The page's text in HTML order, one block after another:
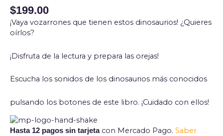
$199.00
¡Vaya vozarrones que tienen estos dinosaurios! ¿Quieres
oírlos?
¡Disfruta de la lectura y prepara las orejas!
Escucha los sonidos de los dinosaurios más conocidos
pulsando los botones de este libro. ¡Cuidado con ellos!
Hasta 12 pagos sin tarjetacon Mercado Pago. Saber